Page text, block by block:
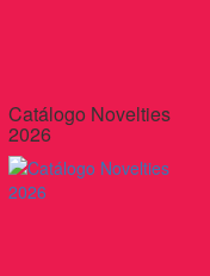
Catálogo Novelties
2026